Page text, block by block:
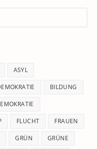
ASYL
BILDUNG
FLUCHT FRAUEN
GRÜN GRÜNE